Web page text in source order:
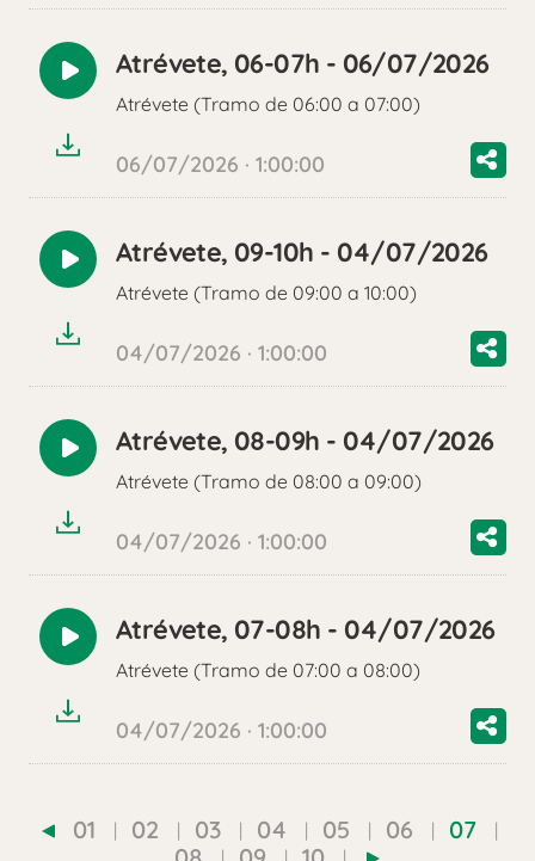
Reproducir
audio
Atrévete, 06-07h - 06/07/2026
Atrévete (Tramo de 06:00 a 07:00)
06/07/2026 · 1:00:00
Reproducir
audio
Atrévete, 09-10h - 04/07/2026
Atrévete (Tramo de 09:00 a 10:00)
04/07/2026 · 1:00:00
Reproducir
audio
Atrévete, 08-09h - 04/07/2026
Atrévete (Tramo de 08:00 a 09:00)
04/07/2026 · 1:00:00
Reproducir
audio
Atrévete, 07-08h - 04/07/2026
Atrévete (Tramo de 07:00 a 08:00)
04/07/2026 · 1:00:00
01 02 03 04 05 06
07